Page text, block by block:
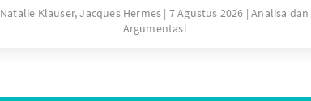
dazu beitragen, dass mehr Kinderwünsche
verwirklicht werden? Aktuelle
Natalie Klauser, Jacques Hermes 7 Agustus 2026 Analisa dan
Argumentasi